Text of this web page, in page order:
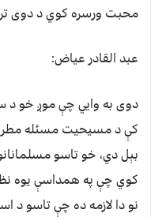
محبت ورسره کوي د دوی تر
عبد القادر عياض:
دوی به وايي چې موږ خو د
کې د مسیحیت مسئله
بېل دي، خو تاسو
کوي چې په همداسې يوه
نو دا لازمه ده چې تاسو د